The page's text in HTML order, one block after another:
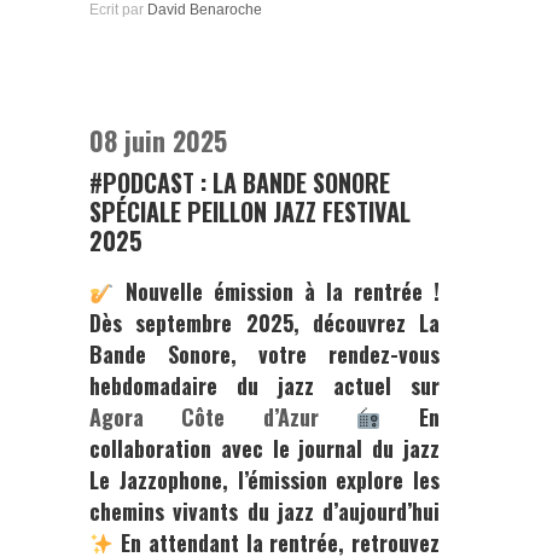
Ecrit par David Benaroche
08 juin 2025
#PODCAST : LA BANDE SONORE
SPÉCIALE PEILLON JAZZ FESTIVAL
2025
Nouvelle émission à la rentrée !
Dès septembre 2025, découvrez La
Bande Sonore, votre rendez-vous
hebdomadaire du jazz actuel sur
Agora Côte d’Azur
En
collaboration avec le journal du jazz
⁠Le Jazzophone⁠, l’émission explore les
chemins vivants du jazz d’aujourd’hui
En attendant la rentrée, retrouvez